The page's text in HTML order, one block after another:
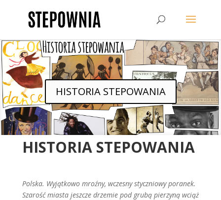
HISTORIA STEPOWANIA
HISTORIA STEPOWANIA
Polska. Wyjątkowo mroźny, wczesny styczniowy poranek.
Szarość miasta jeszcze drzemie pod grubą pierzyną wciąż